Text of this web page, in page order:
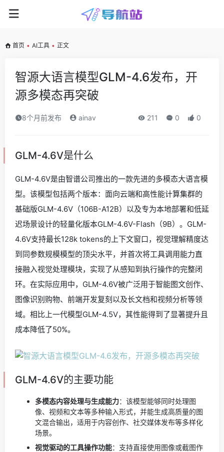
首页 • AI工具 • 正文
智源大语言模型GLM-4.6发布，开
源多模态再突破
8个月前发布 ainav 211 0 0
GLM-4.6V是什么
GLM-4.6V是由智谱公司推出的一款先进的多模态大语言模
型。该模型包括两个版本：面向云端和高性能计算集群的
基础版GLM-4.6V（106B-A12B）以及专为本地部署和低延
迟场景设计的轻量化版本GLM-4.6V-Flash（9B）。GLM-
4.6V支持最长128k tokens的上下文窗口，视觉理解精度达
到同参数规模模型的顶尖水平，并首次将工具调用能力直
接融入视觉处理模块，实现了从感知到执行操作的完整闭
环。在实际应用中，GLM-4.6V被广泛用于智能图文创作、
图像识别购物、前端开发复刻以及长文档和视频分析等领
域。相比上一代模型GLM-4.5V，其性能得到了显著提升且
成本降低了50%。
GLM-4.6V的主要功能
多模态内容处理与生成能力：该模型能够同时处理图
像、视频和文本等多种输入形式，并能生成高质量的图
文混合输出，适用于内容创作、社交媒体发布等多样化
场景。
视觉驱动的工具操作功能：支持直接使用图像或截图作